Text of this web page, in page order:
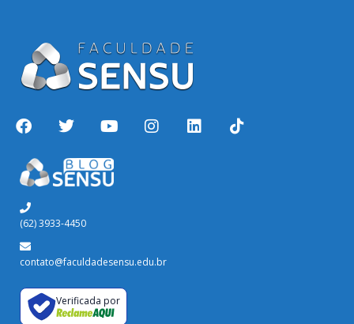
(62) 3933-4450
contato@faculdadesensu.edu.br
Verificada por